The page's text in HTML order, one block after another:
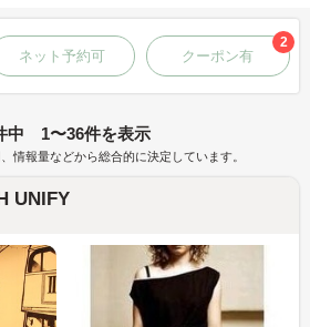
ネット予約可 クーポン有
2
中 1〜36件を表示
情報量などから総合的に決定しています。
UNIFY